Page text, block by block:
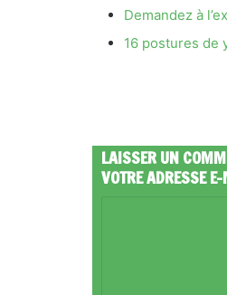
Demandez à
16 postures de
LAISSER UN
VOTRE ADRESSE